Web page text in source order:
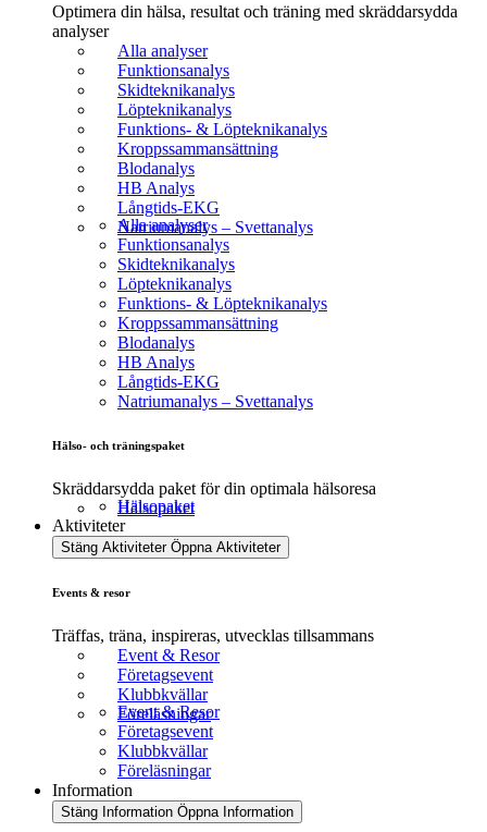
Optimera din hälsa, resultat och träning med skräddarsydda
analyser
Alla analyser
Funktionsanalys
Skidteknikanalys
Löpteknikanalys
Funktions- & Löpteknikanalys
Kroppssammansättning
Blodanalys
HB Analys
Långtids-EKG
Natriumanalys – Svettanalys
Alla analyser
Funktionsanalys
Skidteknikanalys
Löpteknikanalys
Funktions- & Löpteknikanalys
Kroppssammansättning
Blodanalys
HB Analys
Långtids-EKG
Natriumanalys – Svettanalys
Hälso- och träningspaket
Skräddarsydda paket för din optimala hälsoresa
Hälsopaket
Hälsopaket
Aktiviteter
Stäng Aktiviteter Öppna Aktiviteter
Events & resor
Träffas, träna, inspireras, utvecklas tillsammans
Event & Resor
Företagsevent
Klubbkvällar
Föreläsningar
Event & Resor
Företagsevent
Klubbkvällar
Föreläsningar
Information
Stäng Information Öppna Information